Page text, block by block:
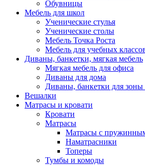
Обувницы
Мебель для школ
Ученические стулья
Ученические столы
Мебель Точка Роста
Мебель для учебных
Диваны, банкетки, мягкая мебель
Мягкая мебель для офиса
Диваны для дома
Диваны, банкетки для
Вешалки
Матрасы и кровати
Кровати
Матрасы
Матрасы с
Наматрасники
Топеры
Тумбы и комоды